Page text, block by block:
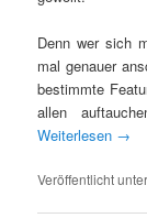
Denn wer sich
mal genauer
bestimmte
allen
Weiterlesen →
Veröffentlicht unter